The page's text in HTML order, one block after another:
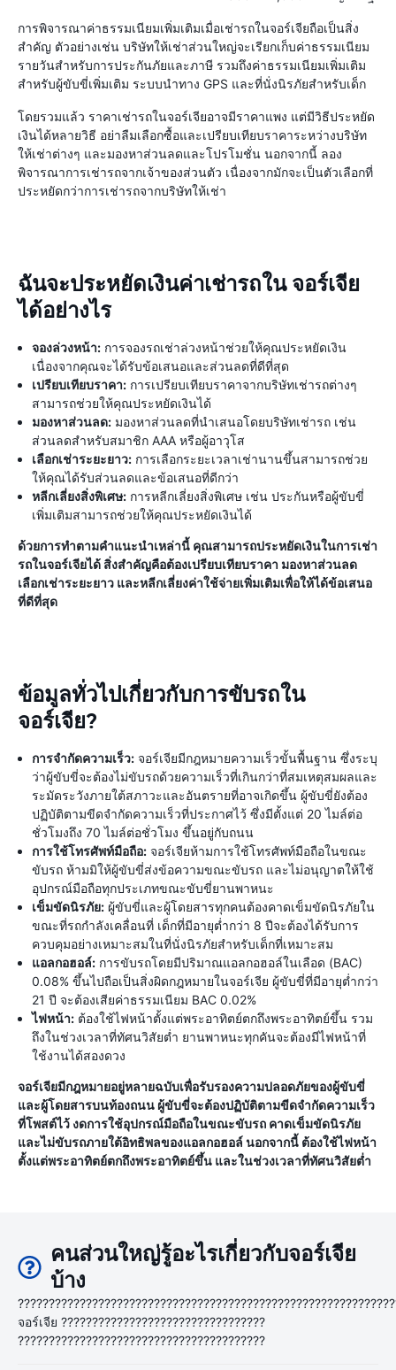
การพิจารณาค่าธรรมเนียมเพิ่มเติมเมื่อเช่ารถในจอร์เจียถือเป็นสิ่ง
สำคัญ ตัวอย่างเช่น บริษัทให้เช่าส่วนใหญ่จะเรียกเก็บค่าธรรมเนียม
รายวันสำหรับการประกันภัยและภาษี รวมถึงค่าธรรมเนียมเพิ่มเติม
สำหรับผู้ขับขี่เพิ่มเติม ระบบนำทาง GPS และที่นั่งนิรภัยสำหรับเด็ก
โดยรวมแล้ว ราคาเช่ารถในจอร์เจียอาจมีราคาแพง แต่มีวิธีประหยัด
เงินได้หลายวิธี อย่าลืมเลือกซื้อและเปรียบเทียบราคาระหว่างบริษัท
ให้เช่าต่างๆ และมองหาส่วนลดและโปรโมชั่น นอกจากนี้ ลอง
พิจารณาการเช่ารถจากเจ้าของส่วนตัว เนื่องจากมักจะเป็นตัวเลือกที่
ประหยัดกว่าการเช่ารถจากบริษัทให้เช่า
ฉันจะประหยัดเงินค่าเช่ารถใน จอร์เจีย
ได้อย่างไร
จองล่วงหน้า: การจองรถเช่าล่วงหน้าช่วยให้คุณประหยัดเงิน
เนื่องจากคุณจะได้รับข้อเสนอและส่วนลดที่ดีที่สุด
เปรียบเทียบราคา: การเปรียบเทียบราคาจากบริษัทเช่ารถต่างๆ
สามารถช่วยให้คุณประหยัดเงินได้
มองหาส่วนลด: มองหาส่วนลดที่นำเสนอโดยบริษัทเช่ารถ เช่น
ส่วนลดสำหรับสมาชิก AAA หรือผู้อาวุโส
เลือกเช่าระยะยาว: การเลือกระยะเวลาเช่านานขึ้นสามารถช่วย
ให้คุณได้รับส่วนลดและข้อเสนอที่ดีกว่า
หลีกเลี่ยงสิ่งพิเศษ: การหลีกเลี่ยงสิ่งพิเศษ เช่น ประกันหรือผู้ขับขี่
เพิ่มเติมสามารถช่วยให้คุณประหยัดเงินได้
ด้วยการทำตามคำแนะนำเหล่านี้ คุณสามารถประหยัดเงินในการเช่า
รถในจอร์เจียได้ สิ่งสำคัญคือต้องเปรียบเทียบราคา มองหาส่วนลด
เลือกเช่าระยะยาว และหลีกเลี่ยงค่าใช้จ่ายเพิ่มเติมเพื่อให้ได้ข้อเสนอ
ที่ดีที่สุด
ข้อมูลทั่วไปเกี่ยวกับการขับรถใน
จอร์เจีย?
การจำกัดความเร็ว: จอร์เจียมีกฎหมายความเร็วขั้นพื้นฐาน ซึ่งระบุ
ว่าผู้ขับขี่จะต้องไม่ขับรถด้วยความเร็วที่เกินกว่าที่สมเหตุสมผลและ
ระมัดระวังภายใต้สภาวะและอันตรายที่อาจเกิดขึ้น ผู้ขับขี่ยังต้อง
ปฏิบัติตามขีดจำกัดความเร็วที่ประกาศไว้ ซึ่งมีตั้งแต่ 20 ไมล์ต่อ
ชั่วโมงถึง 70 ไมล์ต่อชั่วโมง ขึ้นอยู่กับถนน
การใช้โทรศัพท์มือถือ: จอร์เจียห้ามการใช้โทรศัพท์มือถือในขณะ
ขับรถ ห้ามมิให้ผู้ขับขี่ส่งข้อความขณะขับรถ และไม่อนุญาตให้ใช้
อุปกรณ์มือถือทุกประเภทขณะขับขี่ยานพาหนะ
เข็มขัดนิรภัย: ผู้ขับขี่และผู้โดยสารทุกคนต้องคาดเข็มขัดนิรภัยใน
ขณะที่รถกำลังเคลื่อนที่ เด็กที่มีอายุต่ำกว่า 8 ปีจะต้องได้รับการ
ควบคุมอย่างเหมาะสมในที่นั่งนิรภัยสำหรับเด็กที่เหมาะสม
แอลกอฮอล์: การขับรถโดยมีปริมาณแอลกอฮอล์ในเลือด (BAC)
0.08% ขึ้นไปถือเป็นสิ่งผิดกฎหมายในจอร์เจีย ผู้ขับขี่ที่มีอายุต่ำกว่า
21 ปี จะต้องเสียค่าธรรมเนียม BAC 0.02%
ไฟหน้า: ต้องใช้ไฟหน้าตั้งแต่พระอาทิตย์ตกถึงพระอาทิตย์ขึ้น รวม
ถึงในช่วงเวลาที่ทัศนวิสัยต่ำ ยานพาหนะทุกคันจะต้องมีไฟหน้าที่
ใช้งานได้สองดวง
จอร์เจียมีกฎหมายอยู่หลายฉบับเพื่อรับรองความปลอดภัยของผู้ขับขี่
และผู้โดยสารบนท้องถนน ผู้ขับขี่จะต้องปฏิบัติตามขีดจำกัดความเร็ว
ที่โพสต์ไว้ งดการใช้อุปกรณ์มือถือในขณะขับรถ คาดเข็มขัดนิรภัย
และไม่ขับรถภายใต้อิทธิพลของแอลกอฮอล์ นอกจากนี้ ต้องใช้ไฟหน้า
ตั้งแต่พระอาทิตย์ตกถึงพระอาทิตย์ขึ้น และในช่วงเวลาที่ทัศนวิสัยต่ำ
คนส่วนใหญ่รู้อะไรเกี่ยวกับจอร์เจีย
บ้าง
จอร์เจีย ?????????????????????????????????
????????????????????????????????????????